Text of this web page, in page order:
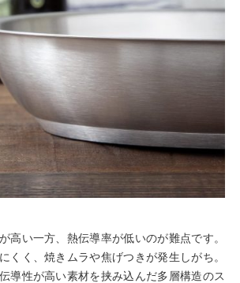
高い一方、熱伝導率が低いのが難点です。
くく、焼きムラや焦げつきが発生しがち。
導性が高い素材を挟み込んだ多層構造のス